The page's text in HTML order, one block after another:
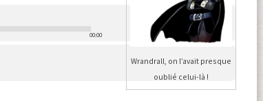
Wrandrall, on l’avait presque
oublié celui-là !
00:00